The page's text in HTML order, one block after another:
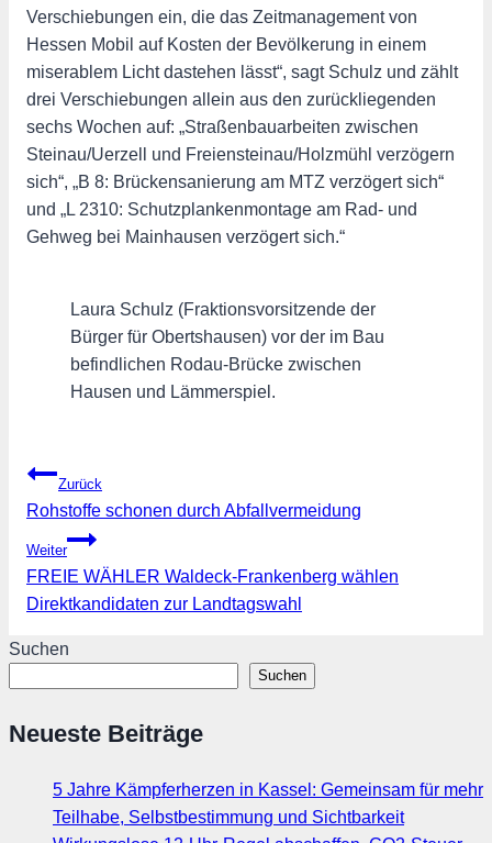
Verschiebungen ein, die das Zeitmanagement von
Hessen Mobil auf Kosten der Bevölkerung in einem
miserablem Licht dastehen lässt“, sagt Schulz und zählt
drei Verschiebungen allein aus den zurückliegenden
sechs Wochen auf: „Straßenbauarbeiten zwischen
Steinau/Uerzell und Freiensteinau/Holzmühl verzögern
sich“, „B 8: Brückensanierung am MTZ verzögert sich“
und „L 2310: Schutzplankenmontage am Rad- und
Gehweg bei Mainhausen verzögert sich.“
Laura Schulz (Fraktionsvorsitzende der
Bürger für Obertshausen) vor der im Bau
befindlichen Rodau-Brücke zwischen
Hausen und Lämmerspiel.
Beitragsnavigation
Zurück
Rohstoffe schonen durch Abfallvermeidung
Weiter
FREIE WÄHLER Waldeck-Frankenberg wählen
Direktkandidaten zur Landtagswahl
Suchen
Suchen
Neueste Beiträge
5 Jahre Kämpferherzen in Kassel: Gemeinsam für mehr
Teilhabe, Selbstbestimmung und Sichtbarkeit